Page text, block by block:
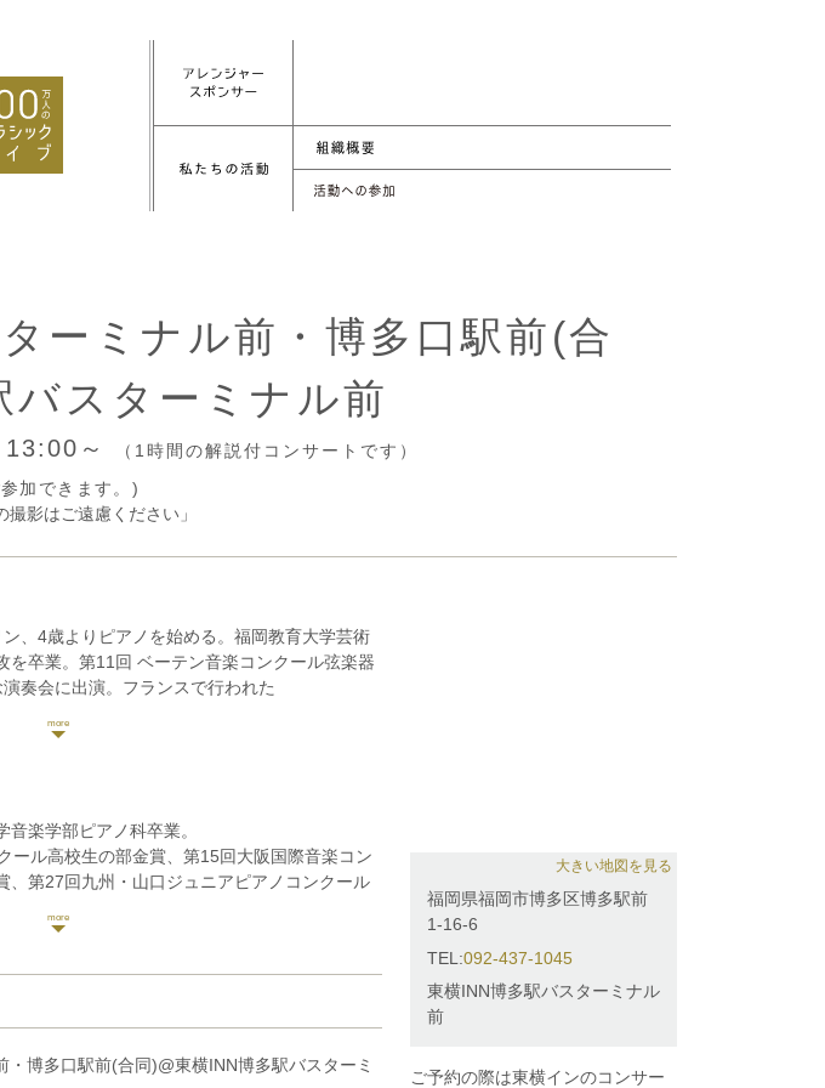
ーミナル前・博多口駅前(合
バスターミナル前
～
（1時間の解説付コンサートです）
加できます。)
影はご遠慮ください」
、4歳よりピアノを始める。福岡教育大学芸術
を卒業。第11回 ベーテン音楽コンクール弦楽器
奏会に出演。フランスで行われた
オリンコンツェルトを共演。これまでにヴァイ
中心に九州各地で演奏活動を行う傍ら、後進
楽学部ピアノ科卒業。
ール高校生の部金賞、第15回大阪国際音楽コン
、第27回九州・山口ジュニアピアノコンクール
本演奏家コンクール入選、第36回飯塚新人音楽
邉美香、和田悌、斎木隆の各氏に師事。 二台
裕之、加藤真一郎の各氏に師事。
ながら、後進の指導も行っている。
大きい地図を見る
福岡県福岡市博多区博多駅前
1-16-6
TEL:092-437-1045
東横INN博多駅バスターミナル
前
ご予約の際は東横インのコンサー